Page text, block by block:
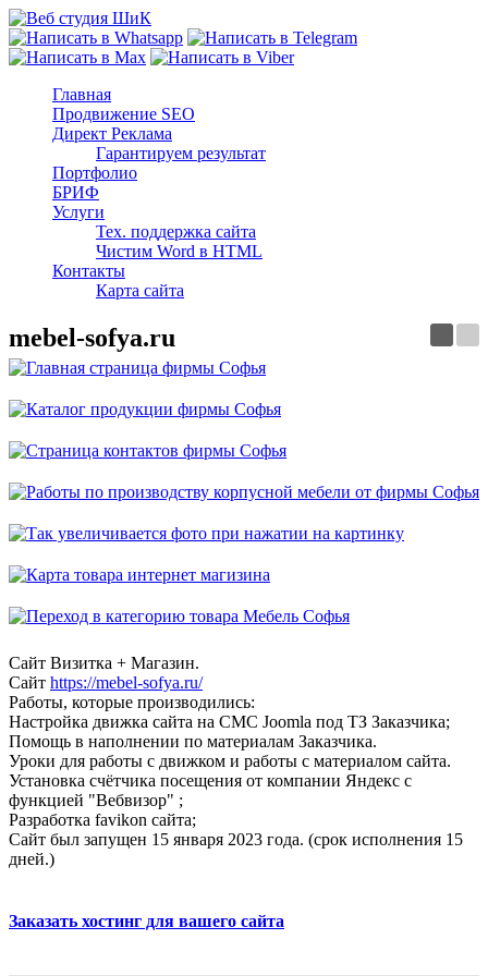
Главная
Продвижение SEO
Директ Реклама
Гарантируем результат
Портфолио
БРИФ
Услуги
Тех. поддержка сайта
Чистим Word в HTML
Контакты
Карта сайта
mebel-sofya.ru
Сайт Визитка + Магазин.
Сайт https://mebel-sofya.ru/
Работы, которые производились:
Настройка движка сайта на СМС Joomla под ТЗ Заказчика;
Помощь в наполнении по материалам Заказчика.
Уроки для работы с движком и работы с материалом сайта.
Установка счётчика посещения от компании Яндекс с
функцией "Вебвизор" ;
Разработка favikon сайта;
Сайт был запущен 15 января 2023 года. (срок исполнения 15
дней.)
Заказать хостинг для вашего сайта